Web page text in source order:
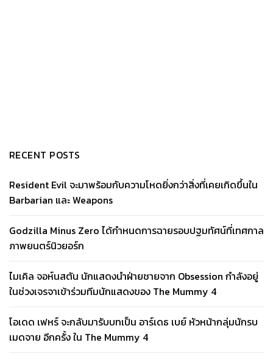
RECENT POSTS
Resident Evil จะมาพร้อมกับความโหดยิ่งกว่าสิ่งที่เคยเกิดขึ้นใน
Barbarian และ Weapons
Godzilla Minus Zero ได้กำหนดการฉายรอบปฐมทัศน์ที่เทศกาล
ภาพยนตร์นิวยอร์ก
ไมเคิล จอห์นสตัน นักแสดงนำฝ่ายชายจาก Obsession กำลังอยู่
ในช่วงเจรจาเข้าร่วมทีมนักแสดงของ The Mummy 4
โอเดด เฟหร์ จะกลับมารับบทเป็น อาร์เดธ เบย์ หัวหน้ากลุ่มนักรบ
เมดจาย อีกครั้ง ใน The Mummy 4